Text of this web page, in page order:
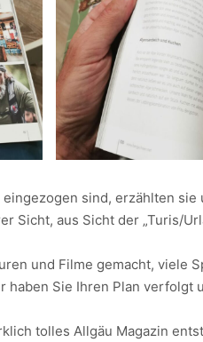
sind, erzählten
Sicht, aus Sicht der „Turis/
und Filme gemacht, viele
haben Sie Ihren Plan
tolles Allgäu Magazin